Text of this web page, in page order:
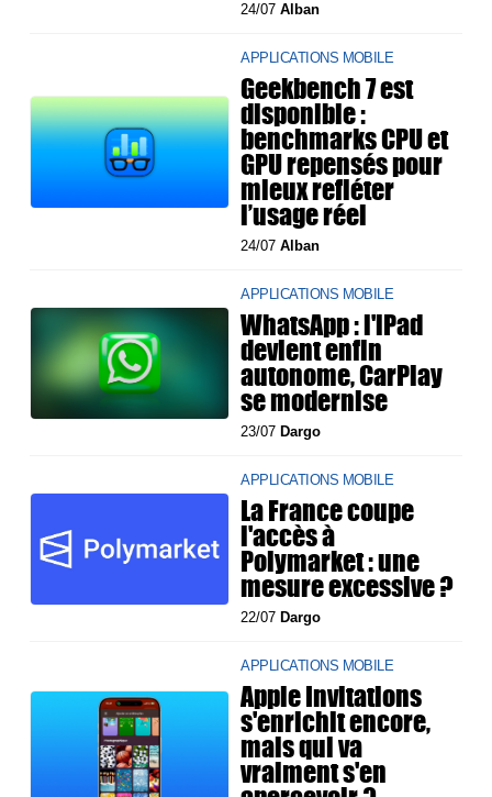
24/07Alban
APPLICATIONS MOBILE
Geekbench 7 est
disponible :
benchmarks CPU et
GPU repensés pour
mieux refléter
l’usage réel
24/07Alban
APPLICATIONS MOBILE
WhatsApp : l'iPad
devient enfin
autonome, CarPlay
se modernise
23/07 Dargo
APPLICATIONS MOBILE
La France coupe
l'accès à
Polymarket : une
mesure excessive ?
22/07 Dargo
APPLICATIONS MOBILE
Apple Invitations
s'enrichit encore,
mais qui va
vraiment s'en